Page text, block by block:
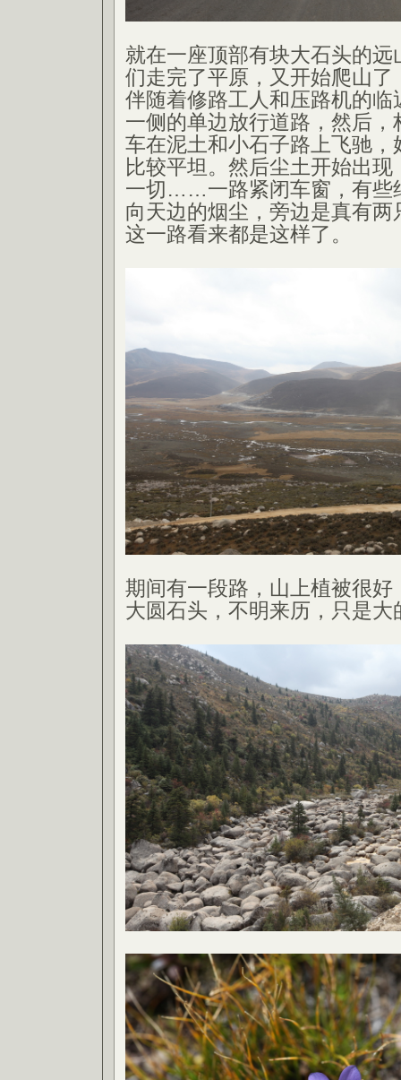
就在一座顶部有块大石头的
们走完了平原，又开始爬山了
伴随着修路工人和压路机的临
一侧的单边放行道路，然后
车在泥土和小石子路上飞驰，
比较平坦。然后尘土开始出
一切……一路紧闭车窗，有些
向天边的烟尘，旁边是真有
这一路看来都是这样了。
期间有一段路，山上植被很好
大圆石头，不明来历，只是大